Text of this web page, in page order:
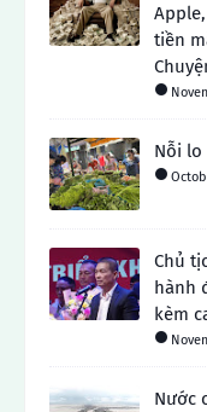
tiền
Nỗi lo
Chủ
hành
kèm
Nước